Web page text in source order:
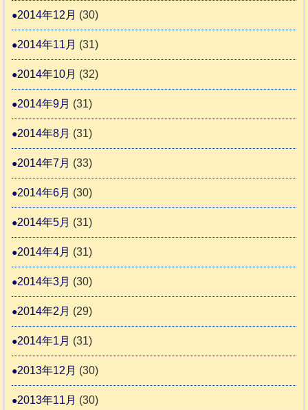
2014年12月 (30)
2014年11月 (31)
2014年10月 (32)
2014年9月 (31)
2014年8月 (31)
2014年7月 (33)
2014年6月 (30)
2014年5月 (31)
2014年4月 (31)
2014年3月 (30)
2014年2月 (29)
2014年1月 (31)
2013年12月 (30)
2013年11月 (30)